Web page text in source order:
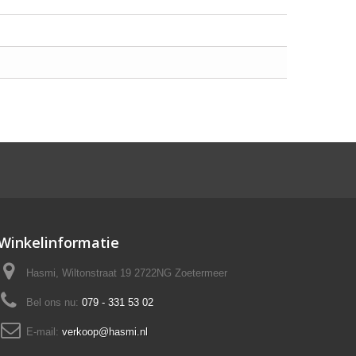
Hasmi, Wiltonstraat 19 2722NG Zoetermeer
Bel ons nu: 079 - 331 53 02
E-mail: verkoop@hasmi.nl